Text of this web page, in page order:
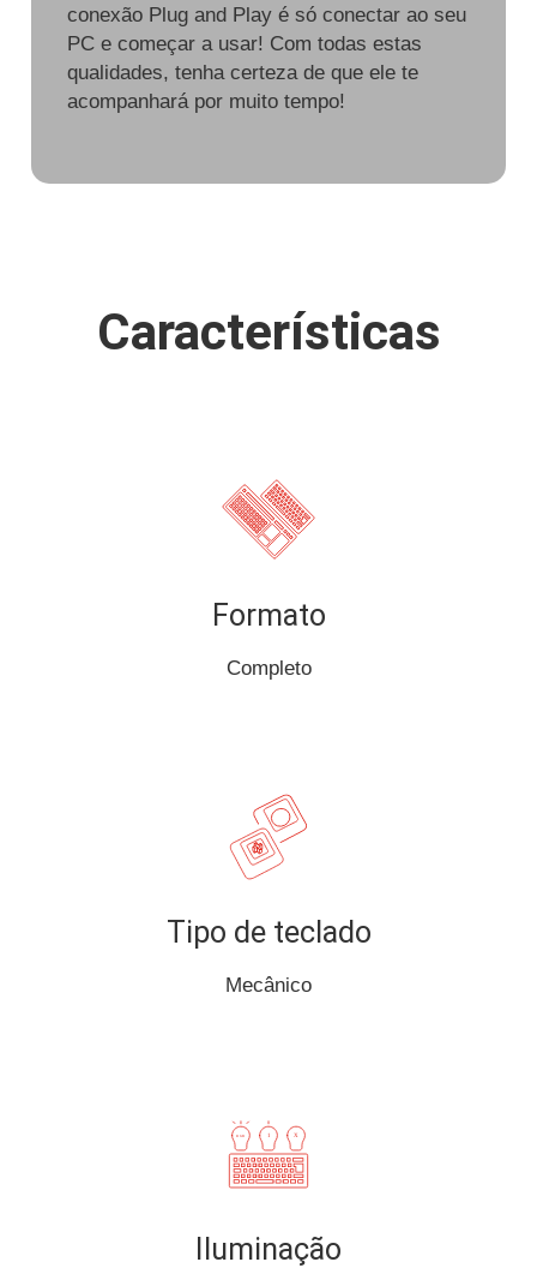
conexão Plug and Play é só conectar ao seu
PC e começar a usar! Com todas estas
qualidades, tenha certeza de que ele te
acompanhará por muito tempo!
Características
Formato
Completo
Tipo de teclado
Mecânico
Iluminação